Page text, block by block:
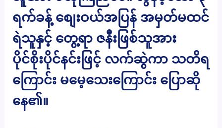
ရက်ခန့် စျေးဝယ်အပြန် အမှတ်မထင်
ရဲသူနှင့် တွေ့ရာ ဇနီးဖြစ်သူအား
ပိုင်စိုးပိုင်နင်းဖြင့် လက်ဆွဲကာ သတိရ
ကြောင်း မမေ့သေးကြောင်း ပြောဆို
နေ၏။